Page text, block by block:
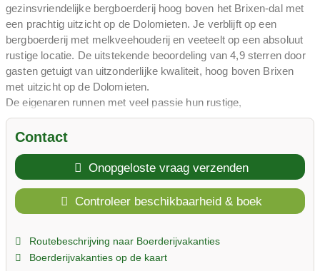
gezinsvriendelijke bergboerderij hoog boven het Brixen-dal met
een prachtig uitzicht op de Dolomieten. Je verblijft op een
bergboerderij met melkveehouderij en veeteelt op een absoluut
rustige locatie. De uitstekende beoordeling van 4,9 sterren door
gasten getuigt van uitzonderlijke kwaliteit, hoog boven Brixen
met uitzicht op de Dolomieten.
De eigenaren runnen met veel passie hun rustige,
gezinsvriendelijke bergboerderij hoog boven het Brixen-dal: een
prachtig uitzicht op de Dolomieten! Uw kinderen zullen koeien,
dieren van dichtbij meemaken. Een speeltuin en wandelpaden
maken de boerderij aantrekkelijk.
De Perlungerhof biedt accommodatie voor 15 gasten met eigen
kookgelegenheid en een speeltuin. Honden zijn welkom op
prachtig uitzicht op de Dolomieten, garandeert een ontspannen
verblijf voor het hele gezin in de zomer, herfst en lente.
Contact
Onopgeloste vraag verzenden
Controleer beschikbaarheid & boek
Routebeschrijving naar Boerderijvakanties
Boerderijvakanties op de kaart